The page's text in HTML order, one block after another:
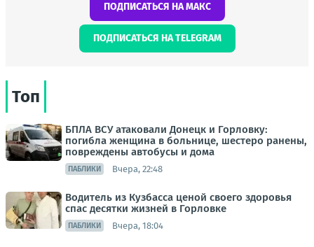
ПОДПИСАТЬСЯ НА МАКС
ПОДПИСАТЬСЯ НА TELEGRAM
Топ
БПЛА ВСУ атаковали Донецк и Горловку:
погибла женщина в больнице, шестеро ранены,
повреждены автобусы и дома
ПАБЛИКИ Вчера, 22:48
Водитель из Кузбасса ценой своего здоровья
спас десятки жизней в Горловке
ПАБЛИКИ Вчера, 18:04